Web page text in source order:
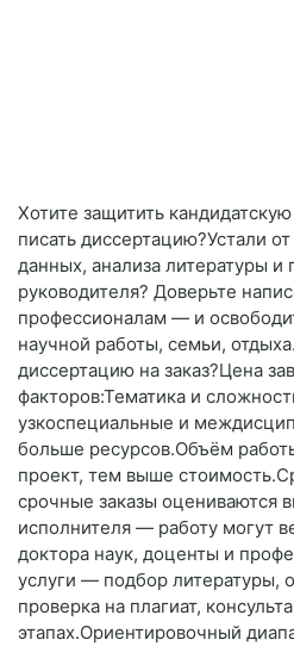
Хотите защитить
писать диссертацию?Устали
данных, анализа литературы и
руководителя? Доверьте
профессионалам — и
научной работы, семьи,
диссертацию на заказ?Цена
факторов:Тематика и
узкоспециальные и
больше ресурсов.Объём
проект, тем выше
срочные заказы оцениваются
исполнителя — работу могут
доктора наук, доценты и
услуги — подбор литературы,
проверка на плагиат,
этапах.Ориентировочный